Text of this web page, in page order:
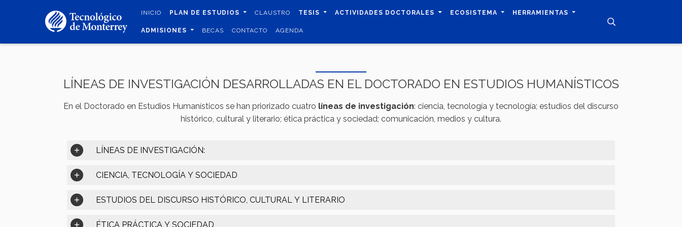
principal
INICIO PLAN DE ESTUDIOS CLAUSTRO TESIS ACTIVIDADES DOCTORALES ECOSISTEMA HERRAMIENTAS
ADMISIONES BECAS CONTACTO AGENDA
LÍNEAS DE INVESTIGACIÓN DESARROLLADAS EN EL DOCTORADO EN ESTUDIOS HUMANÍSTICOS
En el Doctorado en Estudios Humanísticos se han priorizado cuatro líneas de investigación: ciencia, tecnología y tecnología; estudios del discurso
histórico, cultural y literario; ética práctica y sociedad; comunicación, medios y cultura.
LÍNEAS DE INVESTIGACIÓN:
CIENCIA, TECNOLOGÍA Y SOCIEDAD
ESTUDIOS DEL DISCURSO HISTÓRICO, CULTURAL Y LITERARIO
ÉTICA PRÁCTICA Y SOCIEDAD